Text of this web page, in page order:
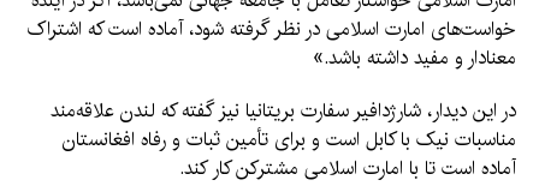
خواست‌های امارت اسلامی در نظر گرفته شود، آماده است که اشتراک
معنادار و مفید داشته باشد.»
در این دیدار، شارژدافیر سفارت بریتانیا نیز گفته که لندن علاقه‌مند
مناسبات نیک با کابل است و برای تأمین ثبات و رفاه افغانستان
آماده است تا با امارت اسلامی مشترکن کار کند.